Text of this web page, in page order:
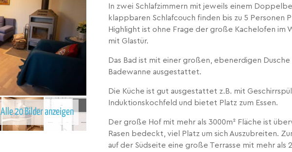
Alle 20 Bilder anzeigen
In zwei Schlafzimmern mit jeweils einem
klappbaren Schlafcouch finden bis zu 5 Personen
Highlight ist ohne Frage der große Kachelofen im
mit Glastür.
Das Bad ist mit einer großen, ebenerdigen Dusche
Badewanne ausgestattet.
Die Küche ist gut ausgestattet z.B. mit
Induktionskochfeld und bietet Platz zum Essen.
Der große Hof mit mehr als 3000m² Fläche ist
Rasen bedeckt, viel Platz um sich Auszubreiten.
auf der Südseite eine große Terrasse mit mehr als